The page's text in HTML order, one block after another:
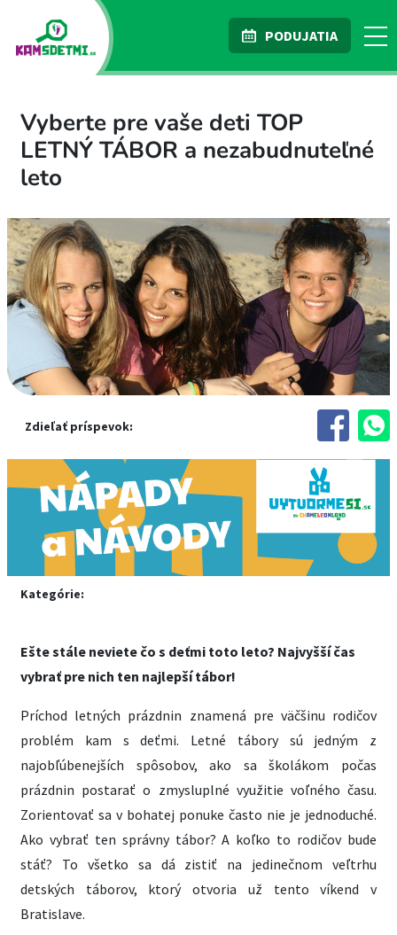
PODUJATIA
Vyberte pre vaše deti TOP
LETNÝ TÁBOR a nezabudnuteľné
leto
Zdieľať príspevok:
Kategórie:
Ešte stále neviete čo s deťmi toto leto? Najvyšší čas
vybrať pre nich ten najlepší tábor!
Príchod letných prázdnin znamená pre väčšinu rodičov
problém kam s deťmi. Letné tábory sú jedným z
najobľúbenejších spôsobov, ako sa školákom počas
prázdnin postarať o zmysluplné využitie voľného času.
Zorientovať sa v bohatej ponuke často nie je jednoduché.
Ako vybrať ten správny tábor? A koľko to rodičov bude
stáť? To všetko sa dá zistiť na jedinečnom veľtrhu
detských táborov, ktorý otvoria už tento víkend v
Bratislave.